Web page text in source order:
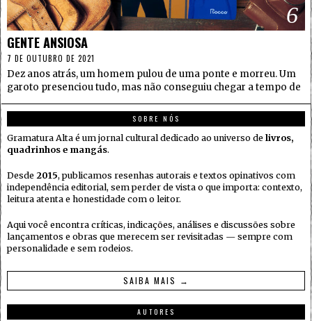
6
GENTE ANSIOSA
7 DE OUTUBRO DE 2021
Dez anos atrás, um homem pulou de uma ponte e morreu. Um
garoto presenciou tudo, mas não conseguiu chegar a tempo de
SOBRE NÓS
Gramatura Alta é um jornal cultural dedicado ao universo de livros,
quadrinhos e mangás.
Desde 2015, publicamos resenhas autorais e textos opinativos com
independência editorial, sem perder de vista o que importa: contexto,
leitura atenta e honestidade com o leitor.
Aqui você encontra críticas, indicações, análises e discussões sobre
lançamentos e obras que merecem ser revisitadas — sempre com
personalidade e sem rodeios.
SAIBA MAIS →
AUTORES